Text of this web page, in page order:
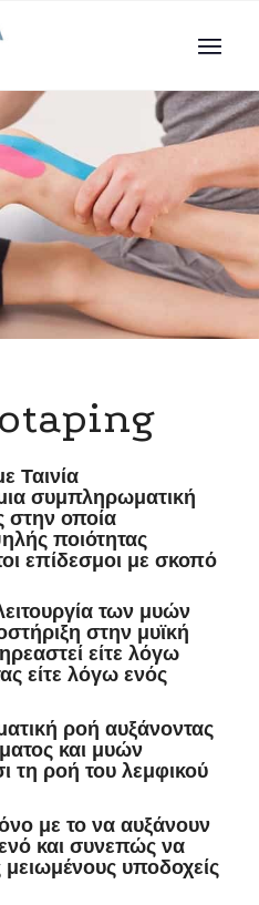
Ταινία
συμπληρωματική
στην οποία
ποιότητας
επίδεσμοι με σκοπό
των μυών
στην μυϊκή
είτε λόγω
είτε λόγω ενός
ροή αυξάνοντας
και μυών
τη ροή του λεμφικού
με το να αυξάνουν
και συνεπώς να
υποδοχείς